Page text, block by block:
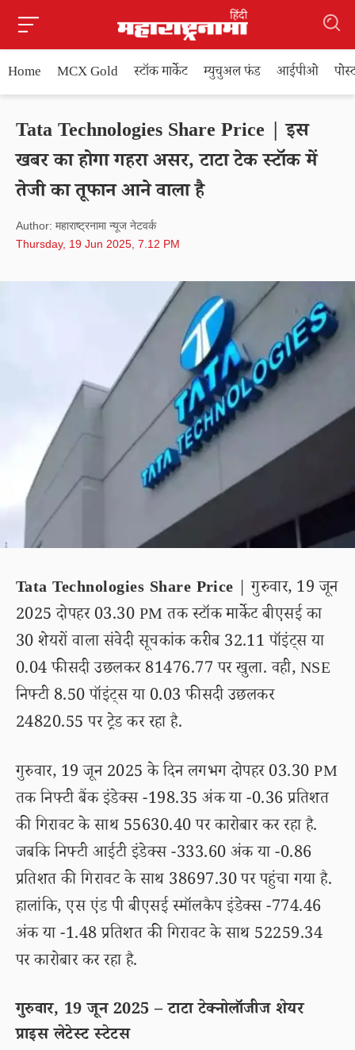
Home MCX Gold स्टॉक मार्केट म्युचुअल फंड आईपीओ
Tata Technologies Share Price | इस
खबर का होगा गहरा असर, टाटा टेक स्टॉक में
तेजी का तूफान आने वाला है
Author: महाराष्ट्रनामा न्यूज नेटवर्क
Thursday, 19 Jun 2025, 7.12 PM
Tata Technologies Share Price | गुरुवार, 19 जून
2025 दोपहर 03.30 PM तक स्टॉक मार्केट बीएसई का
30 शेयरों वाला संवेदी सूचकांक करीब 32.11 पॉइंट्स या
0.04 फीसदी उछलकर 81476.77 पर खुला. वही, NSE
निफ्टी 8.50 पॉइंट्स या 0.03 फीसदी उछलकर
24820.55 पर ट्रेड कर रहा है.
गुरुवार, 19 जून 2025 के दिन लगभग दोपहर 03.30 PM
तक निफ्टी बैंक इंडेक्स -198.35 अंक या -0.36 प्रतिशत
की गिरावट के साथ 55630.40 पर कारोबार कर रहा है.
जबकि निफ्टी आईटी इंडेक्स -333.60 अंक या -0.86
प्रतिशत की गिरावट के साथ 38697.30 पर पहुंचा गया है.
हालांकि, एस एंड पी बीएसई स्मॉलकैप इंडेक्स -774.46
अंक या -1.48 प्रतिशत की गिरावट के साथ 52259.34
पर कारोबार कर रहा है.
गुरुवार, 19 जून 2025 – टाटा टेक्नोलॉजीज शेयर
प्राइस लेटेस्ट स्टेटस